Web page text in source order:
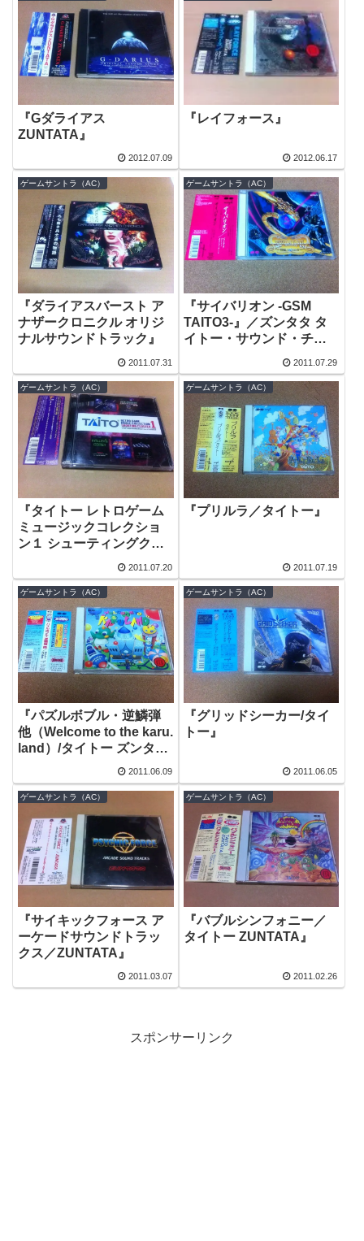
『Gダライアス
ZUNTATA』
2012.07.09
『レイフォース』
2012.06.17
ゲームサントラ（AC）
『ダライアスバースト ア
ナザークロニクル オリジ
ナルサウンドトラック』
2011.07.31
ゲームサントラ（AC）
『サイバリオン -GSM
TAITO3-』／ズンタタ タ
イトー・サウンド・チー
2011.07.29
ゲームサントラ（AC）
『タイトー レトロゲーム
ミュージックコレクショ
ン１ シューティングクラ
2011.07.20
ゲームサントラ（AC）
『プリルラ／タイトー』
2011.07.19
ゲームサントラ（AC）
『パズルボブル・逆鱗弾
他（Welcome to the karu.
land）/タイトー ズンタ
2011.06.09
ゲームサントラ（AC）
『グリッドシーカー/タイ
トー』
2011.06.05
ゲームサントラ（AC）
『サイキックフォース ア
ーケードサウンドトラッ
クス／ZUNTATA』
2011.03.07
ゲームサントラ（AC）
『バブルシンフォニー／
タイトー ZUNTATA』
2011.02.26
スポンサーリンク